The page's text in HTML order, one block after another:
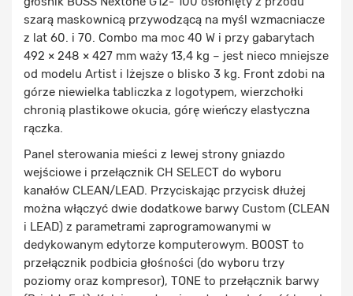
szarą maskownicą przywodzącą na myśl wzmacniacze
z lat 60. i 70. Combo ma moc 40 W i przy gabarytach
492 × 248 × 427 mm waży 13,4 kg – jest nieco mniejsze
od modelu Artist i lżejsze o blisko 3 kg. Front zdobi na
górze niewielka tabliczka z logotypem, wierzchołki
chronią plastikowe okucia, górę wieńczy elastyczna
rączka.
Panel sterowania mieści z lewej strony gniazdo
wejściowe i przełącznik CH SELECT do wyboru
kanałów CLEAN/LEAD. Przyciskając przycisk dłużej
można włączyć dwie dodatkowe barwy Custom (CLEAN
i LEAD) z parametrami zaprogramowanymi w
dedykowanym edytorze komputerowym. BOOST to
przełącznik podbicia głośności (do wyboru trzy
poziomy oraz kompresor), TONE to przełącznik barwy